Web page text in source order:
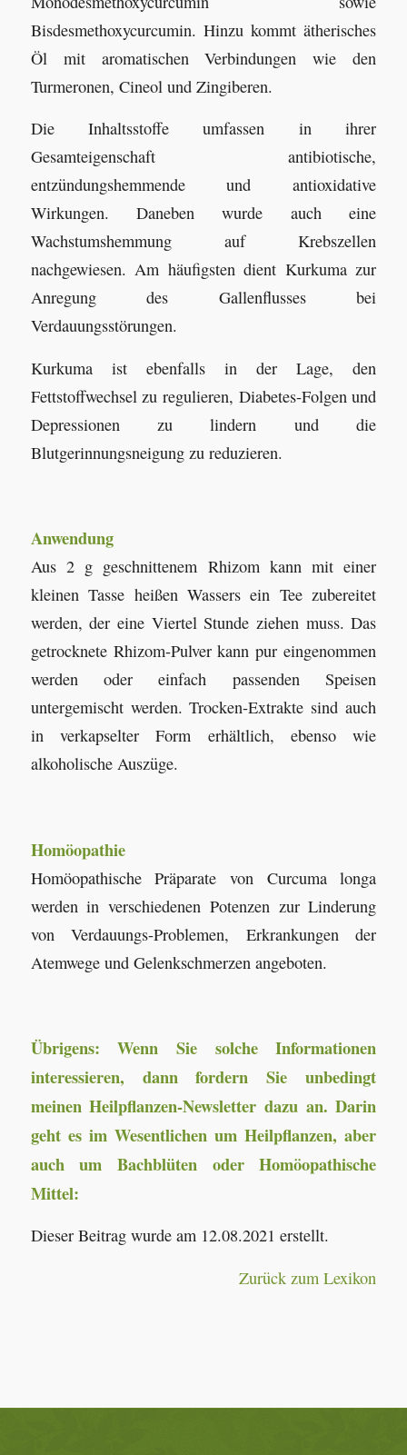
Bisdesmethoxycurcumin. Hinzu kommt ätherisches
Öl mit aromatischen Verbindungen wie den
Turmeronen, Cineol und Zingiberen.
Die Inhaltsstoffe umfassen in ihrer
Gesamteigenschaft antibiotische,
entzündungshemmende und antioxidative
Wirkungen. Daneben wurde auch eine
Wachstumshemmung auf Krebszellen
nachgewiesen. Am häufigsten dient Kurkuma zur
Anregung des Gallenflusses bei
Verdauungsstörungen.
Kurkuma ist ebenfalls in der Lage, den
Fettstoffwechsel zu regulieren, Diabetes-Folgen und
Depressionen zu lindern und die
Blutgerinnungsneigung zu reduzieren.
Anwendung
Aus 2 g geschnittenem Rhizom kann mit einer
kleinen Tasse heißen Wassers ein Tee zubereitet
werden, der eine Viertel Stunde ziehen muss. Das
getrocknete Rhizom-Pulver kann pur eingenommen
werden oder einfach passenden Speisen
untergemischt werden. Trocken-Extrakte sind auch
in verkapselter Form erhältlich, ebenso wie
alkoholische Auszüge.
Homöopathie
Homöopathische Präparate von Curcuma longa
werden in verschiedenen Potenzen zur Linderung
von Verdauungs-Problemen, Erkrankungen der
Atemwege und Gelenkschmerzen angeboten.
Übrigens: Wenn Sie solche Informationen
interessieren, dann fordern Sie unbedingt
meinen Heilpflanzen-Newsletter dazu an. Darin
geht es im Wesentlichen um Heilpflanzen, aber
auch um Bachblüten oder Homöopathische
Mittel:
Dieser Beitrag wurde am 12.08.2021 erstellt.
Zurück zum Lexikon